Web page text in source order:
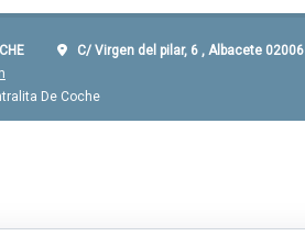
C/ Virgen del pilar, 6 , Albacete 02006
De Coche